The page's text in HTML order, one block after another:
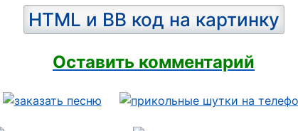
HTML и BB код на картинку
Оставить комментарий